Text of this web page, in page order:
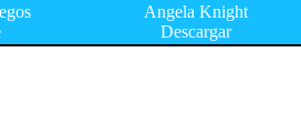
Angela Knight
Descargar